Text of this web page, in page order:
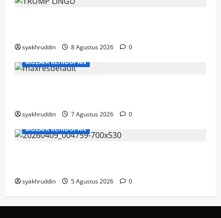
syakhruddin 8 Agustus 2026
0
MOZAIK KEHIDUPAN
syakhruddin 7 Agustus 2026
0
MOZAIK KEHIDUPAN
syakhruddin 5 Agustus 2026 0